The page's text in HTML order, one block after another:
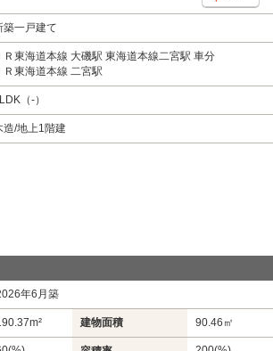
築一戸建て
Ｒ東海道本線 大磯駅 東海道本線二宮駅 車分
Ｒ東海道本線 二宮駅
（-）
造/地上1階建
年6月築
建物面積 90.46㎡